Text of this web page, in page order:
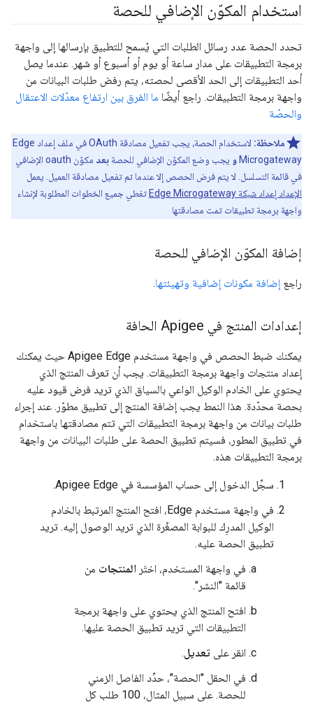
استخدام المكوّن الإضافي للحصة
تحدد الحصة عدد رسائل الطلبات التي يُسمح للتطبيق بإرسالها إلى واجهة
برمجة التطبيقات على مدار ساعة أو يوم أو أسبوع أو شهر. عندما يصل
أحد التطبيقات إلى الحد الأقصى لحصته، يتم رفض طلبات البيانات من
واجهة برمجة التطبيقات. راجع أيضًا ما الفرق بين ارتفاع معدّلات الاعتقال
والحصّة
ملاحظة:
لاستخدام الحصة، يجب تفعيل مصادقة OAuth في ملف إعداد Edge
Microgateway و يجب وضع المكوّن الإضافي للحصة بعد
مكوّن oauth الإضافي
في قائمة التسلسل. لا يتم فرض الحصص إلا عندما تم تفعيل مصادقة العميل. يعمل
الإعداد إعداد شبكة Edge Microgateway
تغطي جميع الخطوات المطلوبة لإنشاء
واجهة برمجة تطبيقات تمت مصادقتها
إضافة المكوّن الإضافي للحصة
راجع إضافة مكونات إضافية وتهيئتها.
إعدادات المنتج في Apigee الحافة
يمكنك ضبط الحصص في واجهة مستخدم Apigee Edge حيث يمكنك
إعداد منتجات واجهة برمجة التطبيقات. يجب أن تعرف المنتج الذي
يحتوي على الخادم الوكيل الواعي بالسياق الذي تريد فرض قيود عليه
بحصة محدّدة. هذا النمط يجب إضافة المنتج إلى تطبيق مطوّر. عند إجراء
طلبات بيانات من واجهة برمجة التطبيقات التي تتم مصادقتها باستخدام
في تطبيق المطور، فسيتم تطبيق الحصة على طلبات البيانات من واجهة
برمجة التطبيقات هذه.
سجِّل الدخول إلى حساب المؤسسة في Apigee Edge.
في واجهة مستخدم Edge، افتح المنتج المرتبط بالخادم
الوكيل المدرِك للبوابة المصغّرة الذي تريد الوصول إليه. تريد
تطبيق الحصة عليه.
في واجهة المستخدم، اختَر المنتجات من
قائمة "النشر".
افتح المنتج الذي يحتوي على واجهة برمجة
التطبيقات التي تريد تطبيق الحصة عليها.
انقر على تعديل.
في الحقل "الحصة"، حدِّد الفاصل الزمني
للحصة. على سبيل المثال، 100 طلب كل